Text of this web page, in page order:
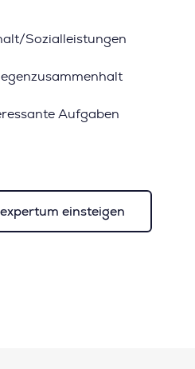
Sozialleistungen
Aufgaben
einsteigen